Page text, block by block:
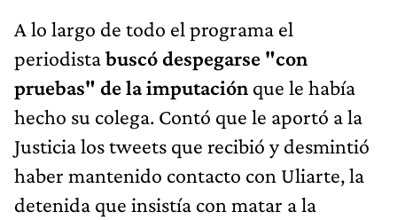
A lo largo de todo el programa el
periodistabuscó despegarse "con
pruebas" de la imputación que le había
hecho su colega. Contó que le aportó a la
Justicia los tweets que recibió y desmintió
haber mantenido contacto con Uliarte, la
detenida que insistía con matar a la